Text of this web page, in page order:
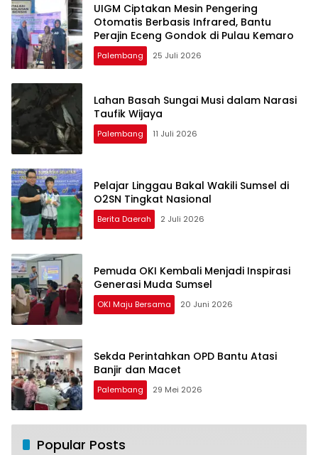
UIGM Ciptakan Mesin Pengering
Otomatis Berbasis Infrared, Bantu
Perajin Eceng Gondok di Pulau Kemaro
Palembang 25 Juli 2026
Lahan Basah Sungai Musi dalam Narasi
Taufik Wijaya
Palembang 11 Juli 2026
Pelajar Linggau Bakal Wakili Sumsel di
O2SN Tingkat Nasional
Berita Daerah 2 Juli 2026
Pemuda OKI Kembali Menjadi Inspirasi
Generasi Muda Sumsel
OKI Maju Bersama 20 Juni 2026
Sekda Perintahkan OPD Bantu Atasi
Banjir dan Macet
Palembang 29 Mei 2026
Popular Posts